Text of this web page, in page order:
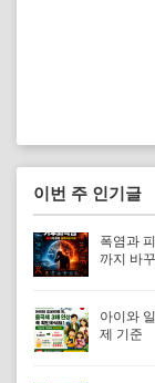
이번 주 인기글
폭염과
까지 바
아이와
제 기준